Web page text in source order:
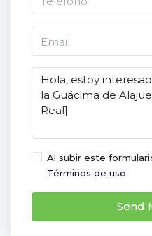
Al subir este
Términos de uso
Send